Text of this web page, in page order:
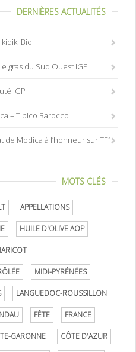
DERNIÈRES ACTUALITÉS
Bio
gras du Sud Ouest IGP
IGP
– Tipico Barocco
de Modica à l’honneur sur TF1
MOTS CLÉS
APPELLATIONS
HUILE D'OLIVE AOP
MIDI-PYRÉNÉES
LANGUEDOC-ROUSSILLON
FÊTE FRANCE
GARONNE CÔTE D'AZUR